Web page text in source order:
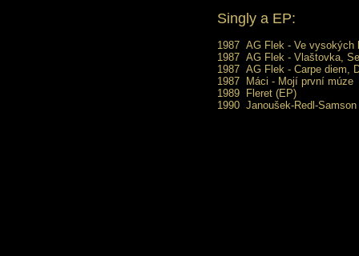
Singly a EP:
1987 AG Flek - Ve vysokých
1987 AG Flek - Vlaštovka,
1987 AG Flek - Carpe diem,
1987
Máci - Mojí první múze
1989
Fleret (EP)
1990 Janoušek-Redl-